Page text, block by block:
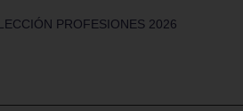
PROFESIONES 2026